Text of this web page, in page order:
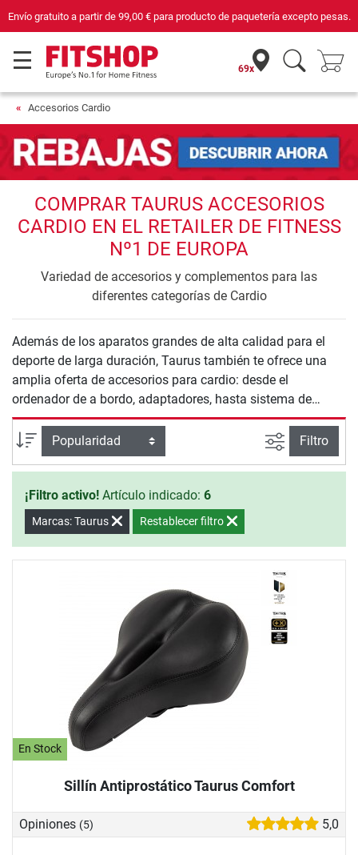
Envío gratuito a partir de 99,00 €para producto de paquetería excepto pesas.
69x
Accesorios Cardio
COMPRAR TAURUS ACCESORIOS
CARDIO EN EL RETAILER DE FITNESS
Nº1 DE EUROPA
Variedad de accesorios y complementos para las
diferentes categorías de Cardio
Además de los aparatos grandes de alta calidad para el
deporte de larga duración, Taurus también te ofrece una
amplia oferta de accesorios para cardio: desde el
ordenador de a bordo, adaptadores, hasta sistema de
pedales. Encuentra el complemento perfecto para tu
aparato de entrenamiento de larga duración de Taurus y
lograrás que tu entrenamiento de cardio sea aún más
variado y eficiente.
Ordenar por Busqueda
Filtro
¡Filtro activo! Artículo indicado: 6
Marcas: Taurus Restablecer filtro
En Stock
Sillín Antiprostático Taurus Comfort
Opiniones (5) 5,0